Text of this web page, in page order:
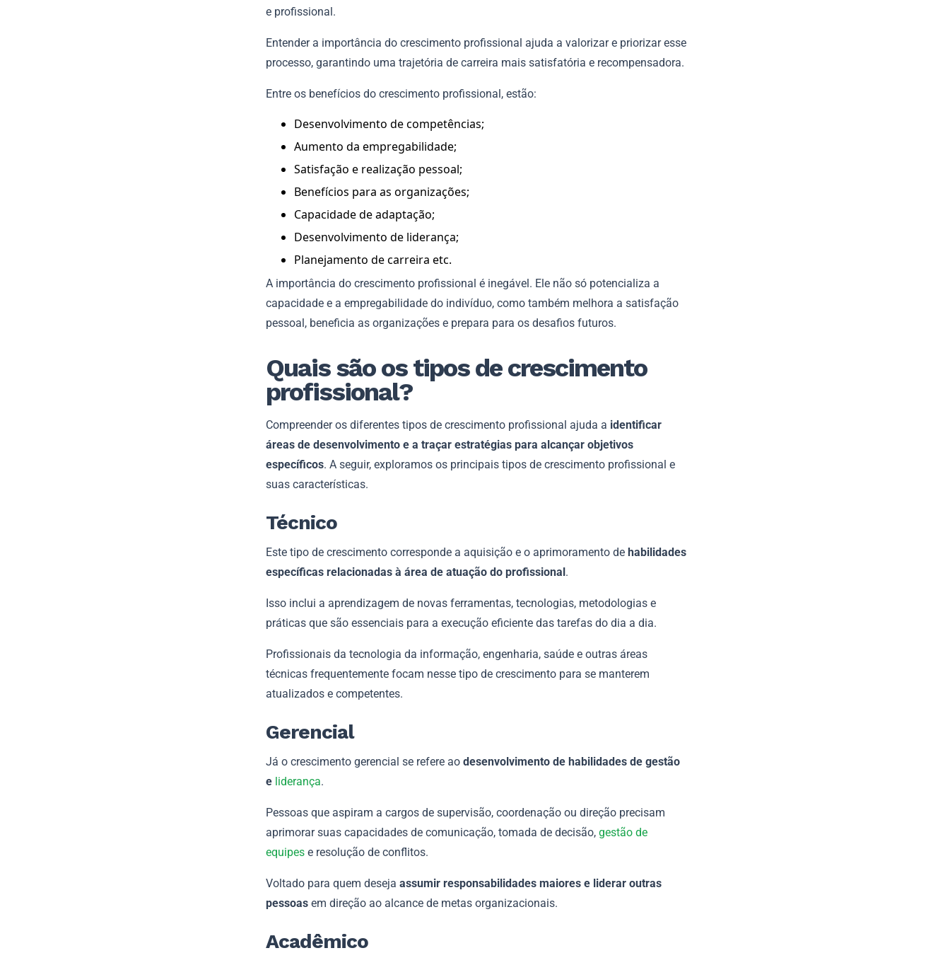
e profissional.
Entender a importância do crescimento profissional ajuda a valorizar e priorizar esse
processo, garantindo uma trajetória de carreira mais satisfatória e recompensadora.
Entre os benefícios do crescimento profissional, estão:
Desenvolvimento de competências;
Aumento da empregabilidade;
Satisfação e realização pessoal;
Benefícios para as organizações;
Capacidade de adaptação;
Desenvolvimento de liderança;
Planejamento de carreira etc.
A importância do crescimento profissional é inegável. Ele não só potencializa a
capacidade e a empregabilidade do indivíduo, como também melhora a satisfação
pessoal, beneficia as organizações e prepara para os desafios futuros.
Quais são os tipos de crescimento
profissional?
Compreender os diferentes tipos de crescimento profissional ajuda a identificar
áreas de desenvolvimento e a traçar estratégias para alcançar objetivos
específicos. A seguir, exploramos os principais tipos de crescimento profissional e
suas características.
Técnico
Este tipo de crescimento corresponde a aquisição e o aprimoramento de habilidades
específicas relacionadas à área de atuação do profissional .
Isso inclui a aprendizagem de novas ferramentas, tecnologias, metodologias e
práticas que são essenciais para a execução eficiente das tarefas do dia a dia.
Profissionais da tecnologia da informação, engenharia, saúde e outras áreas
técnicas frequentemente focam nesse tipo de crescimento para se manterem
atualizados e competentes.
Gerencial
Já o crescimento gerencial se refere ao desenvolvimento de habilidades de gestão
e liderança.
Pessoas que aspiram a cargos de supervisão, coordenação ou direção precisam
aprimorar suas capacidades de comunicação, tomada de decisão, gestão de
equipes e resolução de conflitos.
Voltado para quem deseja assumir responsabilidades maiores e liderar outras
pessoas em direção ao alcance de metas organizacionais.
Acadêmico